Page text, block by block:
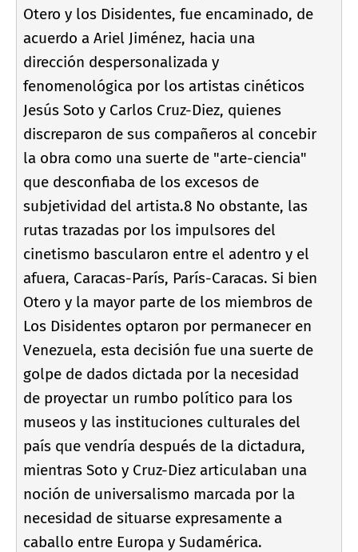
Otero y los Disidentes, fue encaminado, de
acuerdo a Ariel Jiménez, hacia una
dirección despersonalizada y
fenomenológica por los artistas cinéticos
Jesús Soto y Carlos Cruz-Diez, quienes
discreparon de sus compañeros al concebir
la obra como una suerte de "arte-ciencia"
que desconfiaba de los excesos de
subjetividad del artista.8 No obstante, las
rutas trazadas por los impulsores del
cinetismo bascularon entre el adentro y el
afuera, Caracas-Parí­s, Parí­s-Caracas. Si bien
Otero y la mayor parte de los miembros de
Los Disidentes optaron por permanecer en
Venezuela, esta decisión fue una suerte de
golpe de dados dictada por la necesidad
de proyectar un rumbo polí­tico para los
museos y las instituciones culturales del
paí­s que vendrí­a después de la dictadura,
mientras Soto y Cruz-Diez articulaban una
noción de universalismo marcada por la
necesidad de situarse expresamente a
caballo entre Europa y Sudamérica.